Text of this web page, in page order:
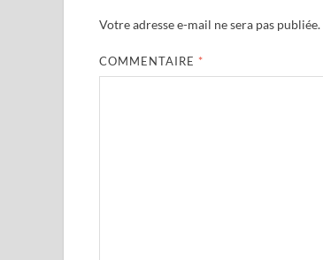
Votre adresse e-mail ne sera pas publiée.
COMMENTAIRE *